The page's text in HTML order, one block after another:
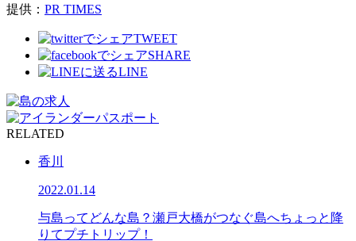
提供： PR TIMES
TWEET
SHARE
LINE
RELATED
香川
2022.01.14
与島ってどんな島？瀬戸大橋がつなぐ島へちょっと降
りてプチトリップ！